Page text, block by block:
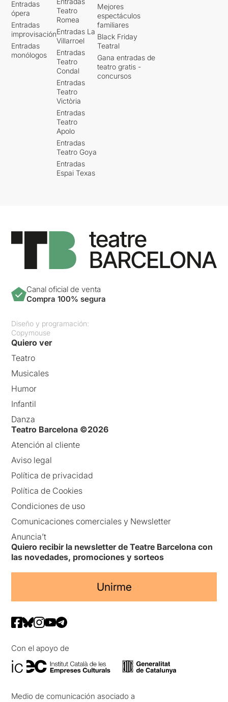
Entradas
ópera
Entradas
improvisación
Entradas
monólogos
Teatro
Romea
Entradas La
Villarroel
Entradas
Teatro
Condal
Entradas
Teatro
Victòria
Entradas
Teatro
Apolo
Entradas
Teatro Goya
Entradas
Espai Texas
Mejores
espectáculos
familiares
Black Friday
Teatral
Gana entradas de
teatro gratis -
concursos
Canal oficial de venta
Compra 100% segura
Diseño y programación:
Copymouse
Quiero ver
Teatro
Musicales
Humor
Infantil
Danza
Teatro Barcelona ©2026
Atención al cliente
Aviso legal
Política de privacidad
Política de Cookies
Condiciones de uso
Comunicaciones comerciales y Newsletter
Anuncia’t
Quiero recibir la newsletter de Teatre Barcelona con
las novedades, promociones y sorteos
Unirme
Con el apoyo de
Medio de comunicación asociado a